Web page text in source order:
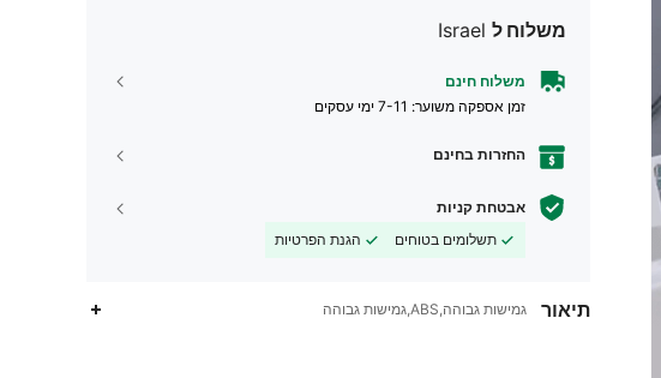
משלוח ל Israel
משלוח חינם
זמן אספקה ​​משוער: 7-11 ימי עסקים
החזרות בחינם
אבטחת קניות
תשלומים בטוחים
הגנת הפרטיות
תיאור גמישות גבוהה,ABS,גמישות גבוהה